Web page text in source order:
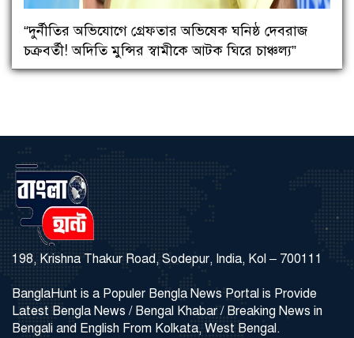
“দুর্নীতির অভিযোগে গ্রেফতার অভিষেক ঘনিষ্ঠ দেবরাজ
চক্রবর্তী! অদিতি মুন্সির স্বামীকে আটক ঘিরে চাঞ্চল্য”
198, Krishna Thakur Road, Sodepur, India, Kol – 700111
BanglaHunt is a Populer Bengla News Portal is Provide
Latest Bengla News / Bengal Khabar / Breaking News in
Bengali and English From Kolkata, West Bengal.